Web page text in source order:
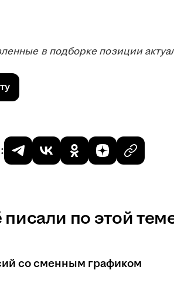
в подборке позиции
по этой
со сменным графиком